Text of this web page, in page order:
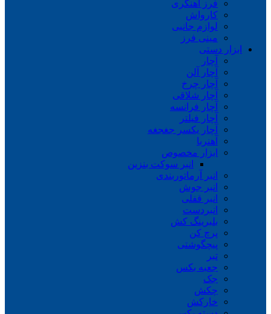
فرز آهنگری
کارواش
لوازم جانبی
مینی فرز
ابزار دستی
آچار
آچار آلن
آچار چرخ
آچار شلاقی
آچار فرانسه
آچار فیلتر
آچار یکسر جغجغه
آهنربا
ابزار مخصوص
انبر سوکت بنزین
انبر آرماتوربندی
انبر جوش
انبر قفلی
انبردست
بلبرینگ کش
پرچ کن
پیچگوشتی
تبر
جعبه بکس
جک
چکش
خارکش